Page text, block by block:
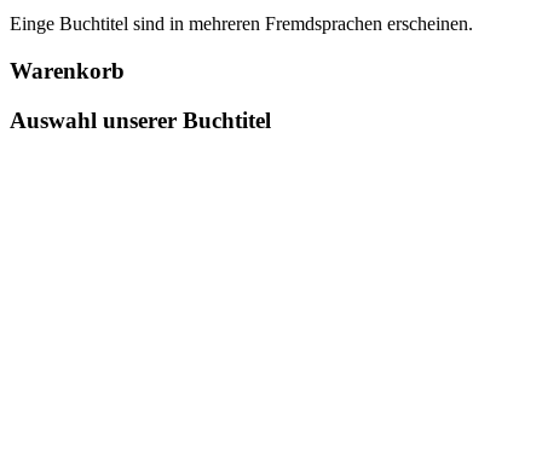
Einge Buchtitel sind in mehreren Fremdsprachen erscheinen.
Warenkorb
Auswahl unserer Buchtitel